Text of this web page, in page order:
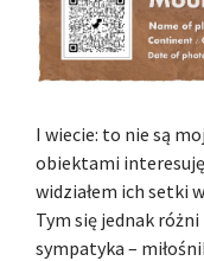
I wiecie: to nie są
obiektami
widziałem ich setki
Tym się jednak
sympatyka –